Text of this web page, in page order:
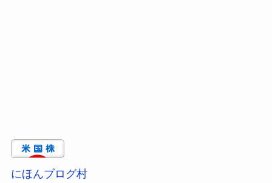
にほんブログ村